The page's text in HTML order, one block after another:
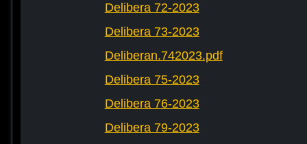
Delibera 72-2023
Delibera 73-2023
Deliberan.742023.pdf
Delibera 75-2023
Delibera 76-2023
Delibera 79-2023